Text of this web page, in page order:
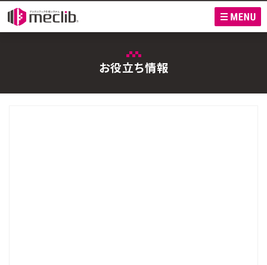
お役立ち情報